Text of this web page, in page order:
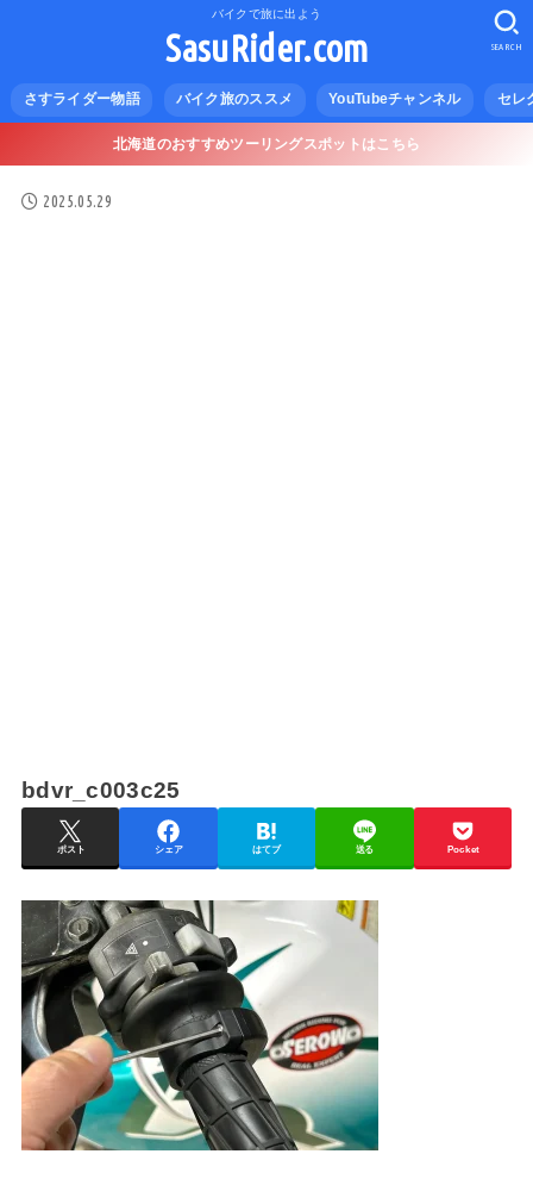
バイクで旅に出よう
SasuRider.com
さすライダー物語 バイク旅のススメ YouTubeチャンネル セレ
SEARCH
北海道のおすすめツーリングスポットはこちら
2025.05.29
bdvr_c003c25
ポスト シェア はてブ 送る Pocket